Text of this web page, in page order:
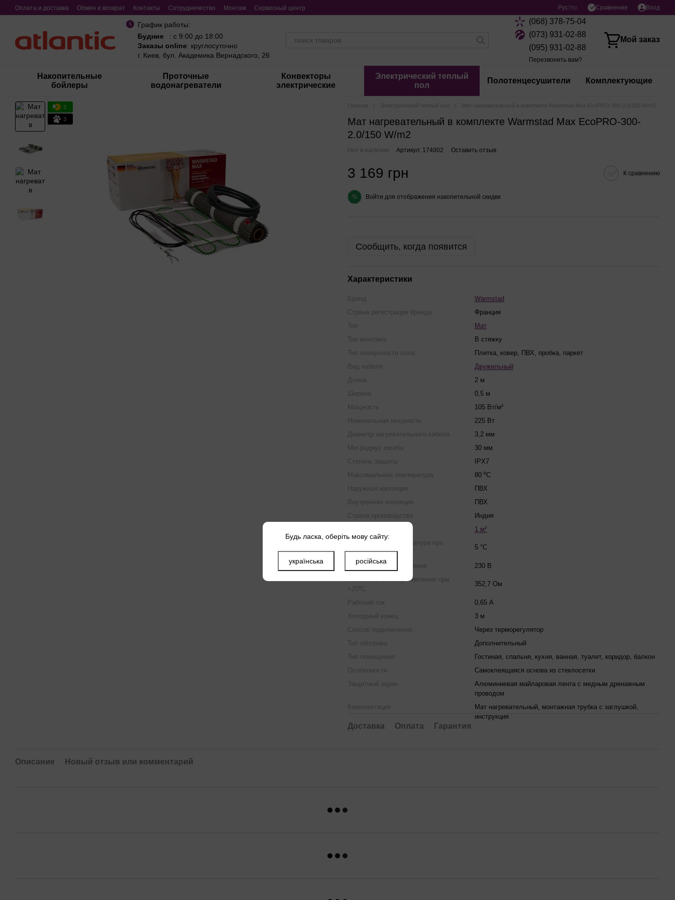
Перейти к основному контенту
Оплата и доставка Обмен и возврат Контакты Сотрудничество Монтаж Сервисный центр РусУкр Сравнение Вход
График работы:
Будние
: с 9:00 до 18:00
Заказы online: круглосуточно
г. Киев, бул. Академика Вернадского, 26
(068) 378-75-04
(073) 931-02-88
(095) 931-02-88
Перезвонить вам?
Мой заказ
Накопительные
бойлеры
Проточные
водонагреватели
Конвекторы
электрические
Электрический теплый
пол
Полотенцесушители Комплектующие
3
3
Главная Электрический теплый пол Мат нагревательный в комплекте Warmstad Max EcoPRO-300-2.0/150 W/m2
Мат нагревательный в комплекте Warmstad Max EcoPRO-300-
2.0/150 W/m2
Нет в наличии Артикул: 174002 Оставить отзыв
3 169 грн К сравнению
% Войти для отображения накопительной скидки
Сообщить, когда появится
Характеристики
Бренд
Warmstad
Страна регистрации бренда
Франция
Тип
Мат
Тип монтажа
В стяжку
Тип поверхности пола
Плитка, ковер, ПВХ, пробка, паркет
Вид кабеля
Двужильный
Длина
2 м
Ширина
0,5 м
Мощность
105 Вт/м²
Номинальная мощность
225 Вт
Диаметр нагревательного кабеля
3,2 мм
Min радиус изгиба
30 мм
Степень защиты
IPX7
Максимальная температура
80 ⁰C
Наружная изоляция
ПВХ
Внутренняя изоляция
ПВХ
Страна производства
Индия
1 м²
Минимальная температура при
монтаже
5 °C
Номинальное напряжение
230 В
Номинальное сопротивление при
+20⁰C
352,7 Ом
Рабочий ток
0,65 А
Холодный конец
3 м
Способ подключения
Через терморегулятор
Тип обогрева
Дополнительный
Тип помещения
Гостиная, спальня, кухня, ванная, туалет, коридор, балкон
Особенности
Самоклеящаяся основа из стеклосетки
Защитный экран
Алюминиевая майларовая лента с медным дренажным
проводом
Комплектация
Мат нагревательный, монтажная трубка с заглушкой,
инструкция
Доставка Оплата Гарантия
Описание Новый отзыв или комментарий
Будь ласка, оберіть мову сайту:
українська російська